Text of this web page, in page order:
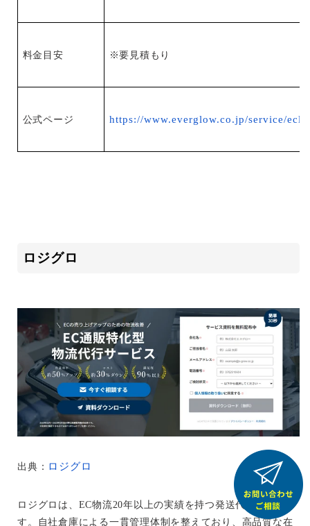
料金目安 ※要見積もり
公式ページ https://www.everglow.co.jp/service/
ロジグロ
出典： ロジグロ
ロジグロは、EC物流20年以上の実績を持つ発送代行業者で
す。自社倉庫による一貫管理体制を整えており、高品質な在